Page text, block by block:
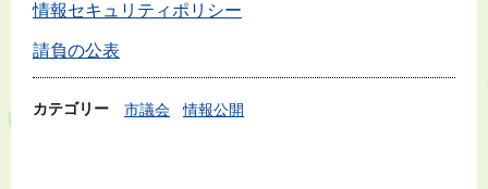
情報セキュリティポリシー
請負の公表
カテゴリー 市議会 情報公開